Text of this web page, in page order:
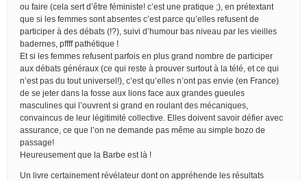
ou faire (cela sert d’être féministe! c’est une pratique ;), en prétextant
que si les femmes sont absentes c’est parce qu’elles refusent de
participer à des débats (!?), suivi d’humour bas niveau par les vieilles
badernes, pffff pathétique !
Et si les femmes refusent parfois en plus grand nombre de participer
aux débats généraux (ce qui reste à prouver surtout à la télé, et ce qui
n’est pas du tout universel!), c’est qu’elles n’ont pas envie (en France)
de se jeter dans la fosse aux lions face aux grandes gueules
masculines qui l’ouvrent si grand en roulant des mécaniques,
convaincus de leur légitimité collective. Elles doivent savoir défier avec
assurance, ce que l’on ne demande pas même au simple bozo de
passage!
Heureusement que la Barbe est là !
Un livre certainement révélateur dont on appréhende les résultats